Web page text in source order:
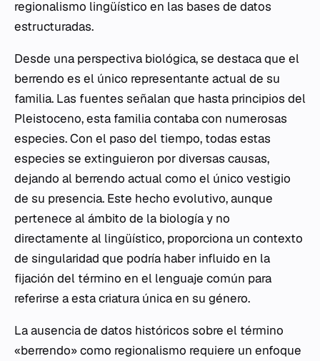
regionalismo lingüístico en las bases de datos
estructuradas.
Desde una perspectiva biológica, se destaca que el
berrendo es el único representante actual de su
familia. Las fuentes señalan que hasta principios del
Pleistoceno, esta familia contaba con numerosas
especies. Con el paso del tiempo, todas estas
especies se extinguieron por diversas causas,
dejando al berrendo actual como el único vestigio
de su presencia. Este hecho evolutivo, aunque
pertenece al ámbito de la biología y no
directamente al lingüístico, proporciona un contexto
de singularidad que podría haber influido en la
fijación del término en el lenguaje común para
referirse a esta criatura única en su género.
La ausencia de datos históricos sobre el término
«berrendo» como regionalismo requiere un enfoque